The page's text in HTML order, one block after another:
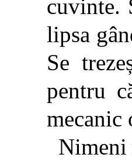
cuvinte.
lipsa
Se
pentru
mecanic
Nimeni